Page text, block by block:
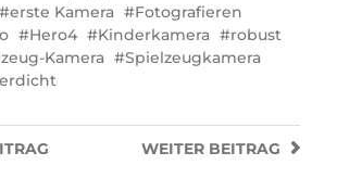
erste Kamera
Fotografieren
Hero4 Kinderkamera
robust
Kamera
Spielzeugkamera
WEITER BEITRAG